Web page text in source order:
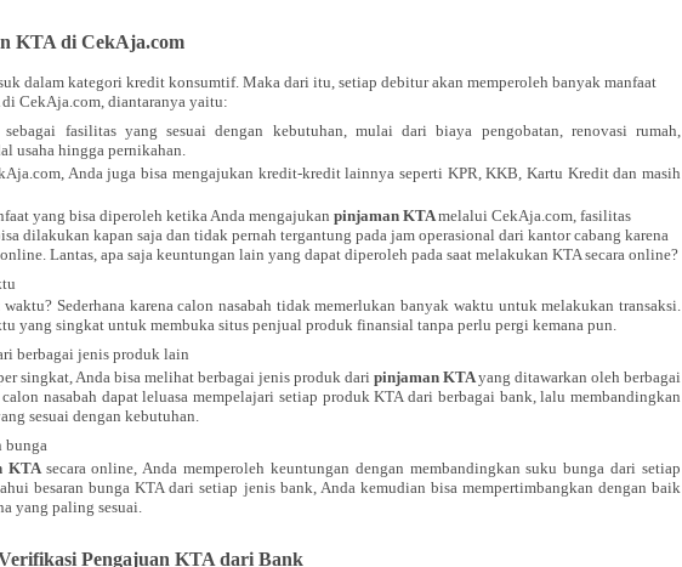
KTA di CekAja.com
dalam kategori kredit konsumtif. Maka dari itu, setiap debitur akan memperoleh banyak manfaat
CekAja.com, diantaranya yaitu:
fasilitas yang sesuai dengan kebutuhan, mulai dari biaya pengobatan, renovasi rumah,
usaha hingga pernikahan.
Anda juga bisa mengajukan kredit-kredit lainnya seperti KPR, KKB, Kartu Kredit dan masih
yang bisa diperoleh ketika Anda mengajukan pinjaman KTAmelalui CekAja.com, fasilitas
dilakukan kapan saja dan tidak pernah tergantung pada jam operasional dari kantor cabang karena
Lantas, apa saja keuntungan lain yang dapat diperoleh pada saat melakukan KTA secara online?
Sederhana karena calon nasabah tidak memerlukan banyak waktu untuk melakukan transaksi.
yang singkat untuk membuka situs penjual produk finansial tanpa perlu pergi kemana pun.
berbagai jenis produk lain
singkat, Anda bisa melihat berbagai jenis produk dari pinjaman KTAyang ditawarkan oleh berbagai
nasabah dapat leluasa mempelajari setiap produk KTA dari berbagai bank, lalu membandingkan
sesuai dengan kebutuhan.
bunga
KTA secara online, Anda memperoleh keuntungan dengan membandingkan suku bunga dari setiap
besaran bunga KTA dari setiap jenis bank, Anda kemudian bisa mempertimbangkan dengan baik
yang paling sesuai.
Pengajuan KTA dari Bank